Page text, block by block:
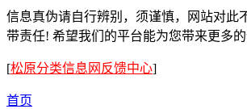
信息真伪请自行辨别，须谨慎，网站对此
带责任! 希望我们的平台能为您带来更多的
[松原分类信息网反馈中心]
首页